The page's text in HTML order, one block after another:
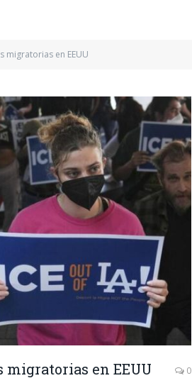
migratorias en EEUU
migratorias en EEUU 0